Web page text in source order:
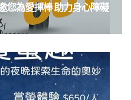
您為愛揮棒 助力身心障礙